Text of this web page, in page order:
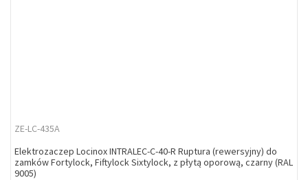
ZE-LC-435A
Elektrozaczep Locinox INTRALEC-C-40-R Ruptura (rewersyjny) do
zamków Fortylock, Fiftylock Sixtylock, z płytą oporową, czarny (RAL
9005)